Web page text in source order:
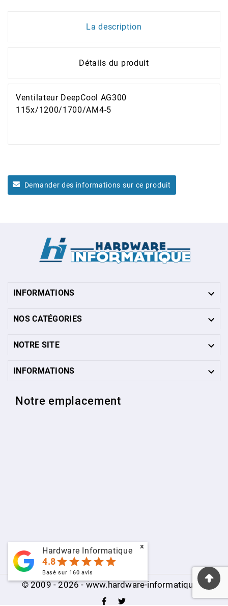
La description
Détails du produit
Ventilateur DeepCool AG300
115x/1200/1700/AM4-5
Demander des informations sur ce produit
INFORMATIONS 
NOS CATÉGORIES 
NOTRE SITE 
INFORMATIONS 
Notre emplacement
© 2009 - 2026 - www.hardware-informatique.fr
Hardware Informatique
4.8starstarstarstarstar
Basé sur 160 avis
x